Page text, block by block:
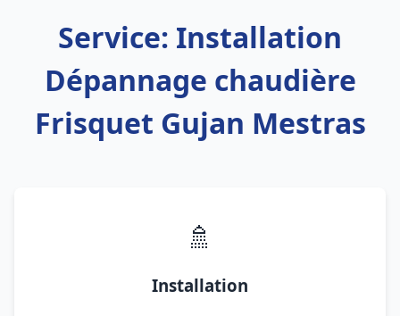
Service: Installation
Dépannage chaudière
Frisquet Gujan Mestras
🚿
Installation